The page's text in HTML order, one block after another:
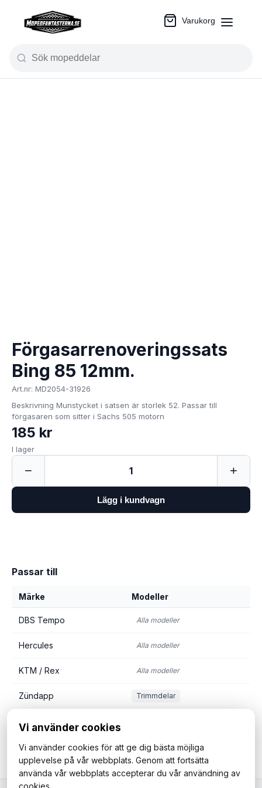
Varukorg
Förgasarrenoveringssats
Bing 85 12mm.
Art.nr: MD2054-31926
Beskrivning Munstycket i satsen är storlek 52. Passar till
förgasaren som sitter i Sachs 505 motorn
185 kr
I lager
− 1 +
Lägg i kundvagn
Passar till
Märke Modeller
DBS Tempo Alla modeller
Hercules Alla modeller
KTM / Rex Alla modeller
Zündapp Trimmdelar
Vi använder cookies
Vi använder cookies för att ge dig bästa möjliga
upplevelse på vår webbplats. Genom att fortsätta
använda vår webbplats accepterar du vår användning av
cookies.